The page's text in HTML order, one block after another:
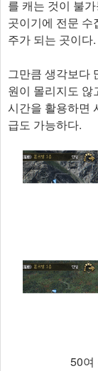
를 캐는 것이 불
곳이기에 전문 수
주가 되는 곳이다.
그만큼 생각보다
원이 몰리지도 않
시간을 활용하면
급도 가능하다.
50여